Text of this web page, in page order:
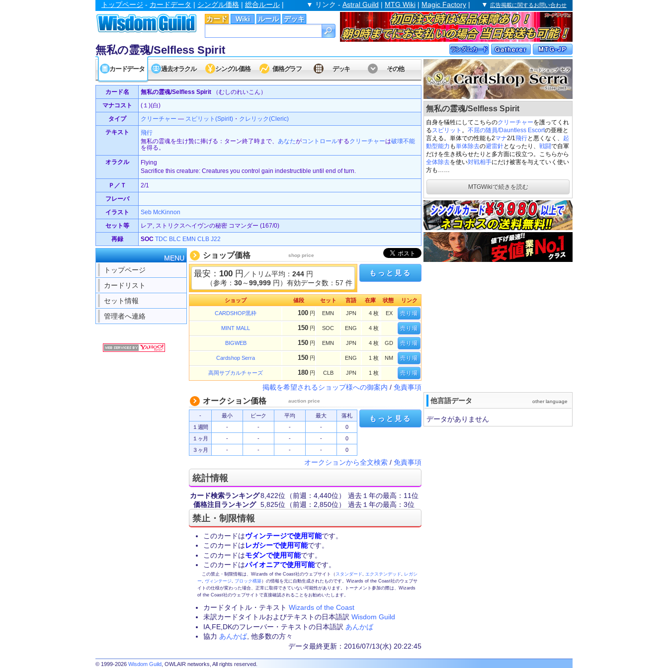
カード Wiki ルール デッキ
トップページ - カードデータ | シングル価格 | 総合ルール | ▼ リンク - Astral Guild | MTG Wiki | Magic Factory | ▼ 広告掲載に関するお問い合わせ
無私の霊魂/Selfless Spirit
無私の霊魂/Selfless Spirit
自身を犠牲にしてこちらのクリーチャーを護ってくれ
るスピリット 。 不屈の随員/Dauntless Escortの亜種と
言える。単体での性能も2マナ2/1飛行と悪くなく、 起
動型能力 も単体除去の避雷針となったり、 戦闘で自軍
だけを生き残らせたりと多方面に役立つ。こちらから
全体除去を使い対戦相手にだけ被害を与えていく使い
方も……
MTGWikiで続きを読む
他言語データ other language
データがありません
カードデータ 過去オラクル シングル価格 価格グラフ デッキ その他
カード名 無私の霊魂/Selfless Spirit （むしのれいこん）
マナコスト
(１)(白)
タイプ
クリーチャー — スピリット(Spirit) ・ クレリック(Cleric)
テキスト
飛行
無私の霊魂を生け贄に捧げる：ターン終了時まで、 あなたがコントロールするクリーチャーは破壊不能
を得る。
オラクル
Flying
Sacrifice this creature: Creatures you control gain indestructible until end of turn.
Ｐ／Ｔ
2/1
フレーバ
イラスト
Seb McKinnon
セット等
レア, ストリクスヘイヴンの秘密 コマンダー (167/0)
再録
SOC TDC BLC EMN CLB J22
MENU
トップページ
カードリスト
セット情報
管理者へ連絡
ショップ価格 shop price
最安： 100 円 ／トリム平均： 244 円
（参考： 30～99,999 円）有効データ数：57 件
もっと見る
ショップ 値段 セット 言語 在庫 状態 リンク
CARDSHOP黒枠 100 円 EMN JPN 4 枚 EX 売り場
MINT MALL 150 円 SOC ENG 4 枚 売り場
BIGWEB 150 円 EMN JPN 4 枚 GD 売り場
Cardshop Serra 150 円 ENG 1 枚 NM 売り場
高岡サブカルチャーズ 180 円 CLB JPN 1 枚 売り場
掲載を希望されるショップ様への御案内 / 免責事項
オークション価格 auction price
- 最小 ピーク 平均 最大
落札
１週間
- - - -
0
１ヶ月
- - - -
0
３ヶ月
- - - - 0
もっと見る
オークションから全文検索 / 免責事項
統計情報
カード検索ランキング8,422位 （前週：4,440位）
過去１年の最高：11位
価格注目ランキング 5,825位 （前週：2,850位） 過去１年の最高：3位
禁止・制限情報
このカードはヴィンテージで使用可能です。
このカードはレガシーで使用可能です。
このカードはモダンで使用可能です。
このカードはパイオニアで使用可能です。
この禁止・制限情報は、Wizards of the Coast社のウェブサイト（ スタンダード エクステンデッド
レガシ
ー
ヴィンテージ ブロック構築）の情報を元に自動生成されたものです。Wizards of the Coast社のウェブサ
イトの仕様が変わった場合、正常に取得できていない可能性があります。トーナメント参加の際は、Wizards
of the Coast社のウェブサイトで直接確認されることをお勧めいたします。
カードタイトル・テキスト Wizards of the Coast
未訳カードタイトルおよびテキストの日本語訳 Wisdom Guild
IA,FE,DKのフレーバー・テキストの日本語訳 あんかば
協力 あんかば, 他多数の方々
データ最終更新：2016/07/13(水) 20:22:45
© 1999-2026 Wisdom Guild , OWLAIR networks, All rights reserved.